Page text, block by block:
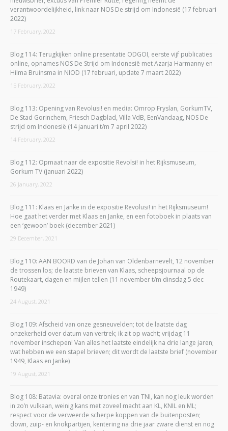
verantwoordelijkheid, link naar NOS De strijd om Indonesië (17 februari
2022)
17 February, 2022
Blog 114: Terugkijken online presentatie ODGOI, eerste vijf publicaties
online, opnames NOS De Strijd om Indonesië met Azarja Harmanny en
Hilma Bruinsma in NIOD (17 februari, update 7 maart 2022)
15 February, 2022
Blog 113: Opening van Revolusi! en media: Omrop Fryslan, GorkumTV,
De Stad Gorinchem, Friesch Dagblad, Villa VdB, EenVandaag, NOS De
strijd om Indonesië (14 januari t/m 7 april 2022)
14 February, 2022
Blog 112: Opmaat naar de expositie Revolsi! in het Rijksmuseum,
Gorkum TV (januari 2022)
26 January, 2022
Blog 111: Klaas en Janke in de expositie Revolusi! in het Rijksmuseum!
Hoe gaat het verder met Klaas en Janke, en een fotoboek in plaats van
een ‘gewoon’ boek (december 2021)
29 December, 2021
Blog 110: AAN BOORD van de Johan van Oldenbarnevelt, 12 november
de trossen los; de laatste brieven van Klaas, scheepsjournaal op de
Routekaart, dagen en mijlen tellen (11 november t/m dinsdag 5 dec
1949)
24 August, 2021
Blog 109: Afscheid van onze gesneuvelden; tot de laatste dag
onzekerheid over datum van vertrek; ik zit op wacht; vrijdag 11
november inschepen! Van alles het laatste eindelijk na drie lange jaren;
wat hebben we een stapel brieven; dit wordt de laatste brief (november
1949, Klaas en Janke)
19 August, 2021
Blog 108: Batavia: overal onze tronies en van TNI, kan nog leuk worden
in zo’n vulkaan, weinig kans met zoveel macht aan KL, KNIL en ML;
respect voor de verweerde scherpe koppen van de buitenposten;
down, zuip- en knokpartijen, kentering na drie jaar zware dienst en nog